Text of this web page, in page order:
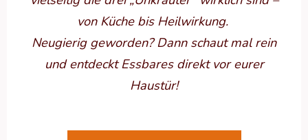
von Küche bis Heilwirkung.
Neugierig geworden? Dann schaut mal rein
und entdeckt Essbares direkt vor eurer
Haustür!